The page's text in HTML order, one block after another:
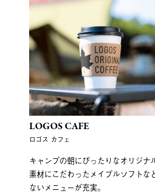
LOGOS CAFE
ロゴス カフェ
キャンプの朝にぴったりなオリジナ
素材にこだわったメイプルソフトな
ないメニューが充実。